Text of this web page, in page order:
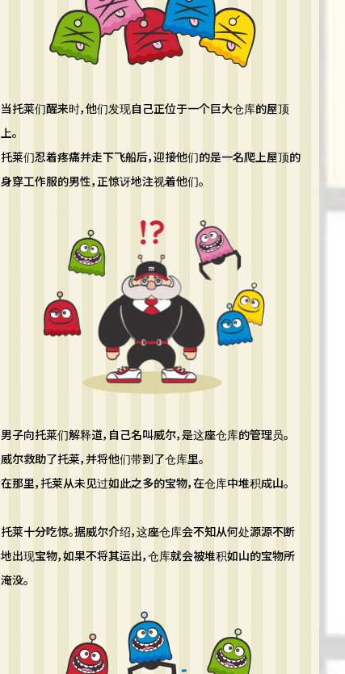
当托莱们醒来时，他们发现自己正位于一个巨大仓库的屋顶
上。
托莱们忍着疼痛并走下飞船后，迎接他们的是一名爬上屋顶的
身穿工作服的男性，正惊讶地注视着他们。
男子向托莱们解释道，自己名叫威尔，是这座仓库的管理员。
威尔救助了托莱，并将他们带到了仓库里。
在那里，托莱从未见过如此之多的宝物，在仓库中堆积成山。
托莱十分吃惊。据威尔介绍，这座仓库会不知从何处源源不断
地出现宝物，如果不将其运出，仓库就会被堆积如山的宝物所
淹没。